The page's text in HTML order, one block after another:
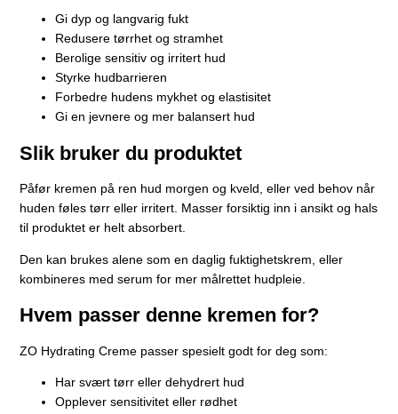
Gi dyp og langvarig fukt
Redusere tørrhet og stramhet
Berolige sensitiv og irritert hud
Styrke hudbarrieren
Forbedre hudens mykhet og elastisitet
Gi en jevnere og mer balansert hud
Slik bruker du produktet
Påfør kremen på ren hud morgen og kveld, eller ved behov når
huden føles tørr eller irritert. Masser forsiktig inn i ansikt og hals
til produktet er helt absorbert.
Den kan brukes alene som en daglig fuktighetskrem, eller
kombineres med serum for mer målrettet hudpleie.
Hvem passer denne kremen for?
ZO Hydrating Creme passer spesielt godt for deg som:
Har svært tørr eller dehydrert hud
Opplever sensitivitet eller rødhet